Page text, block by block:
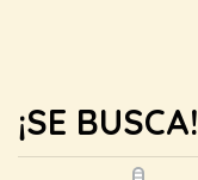
¡SE BUSCA!